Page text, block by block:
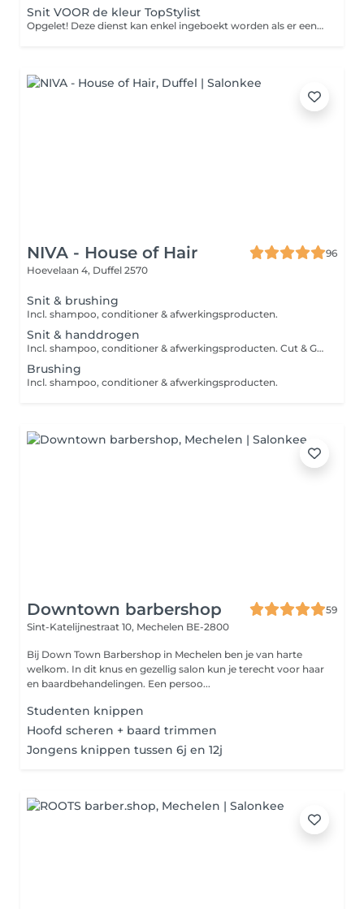
Snit VOOR de kleur TopStylist
Opgelet! Deze dienst kan enkel ingeboekt worden als er een kleuring op volgt, niet vergeten je brushing als afwerking mee in de afspraak te zetten.
NIVA - House of Hair
96
Hoevelaan 4, Duffel 2570
Snit & brushing
Incl. shampoo, conditioner & afwerkingsproducten.
Snit & handdrogen
Incl. shampoo, conditioner & afwerkingsproducten. Cut & Go is beschikbaar voor mensen met krullen/kort haar zonder handdrogen.
Brushing
Incl. shampoo, conditioner & afwerkingsproducten.
Downtown barbershop
59
Sint-Katelijnestraat 10, Mechelen BE-2800
Bij Down Town Barbershop in Mechelen ben je van harte
welkom. In dit knus en gezellig salon kun je terecht voor haar
en baardbehandelingen. Een persoo...
Studenten knippen
Hoofd scheren + baard trimmen
Jongens knippen tussen 6j en 12j